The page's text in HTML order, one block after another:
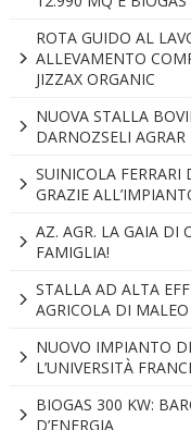
ROTA GUIDO AL
ALLEVAMENTO
JIZZAX ORGANIC
NUOVA STALLA
DARNOZSELI AGRAR
SUINICOLA FERRARI
GRAZIE
AZ. AGR. LA GAIA DI
FAMIGLIA!
STALLA AD ALTA
AGRICOLA DI MALEO
NUOVO IMPIANTO
L’UNIVERSITÀ
BIOGAS 300 KW:
D’ENERGIA